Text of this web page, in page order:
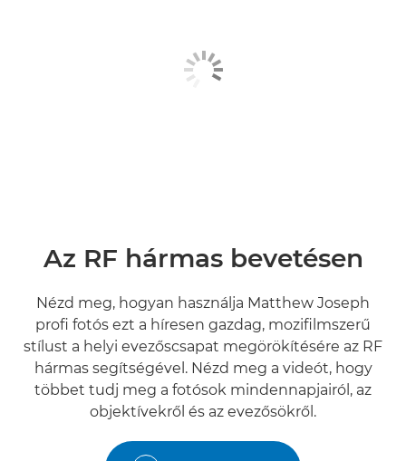
Az RF hármas bevetésen
Nézd meg, hogyan használja Matthew Joseph
profi fotós ezt a híresen gazdag, mozifilmszerű
stílust a helyi evezőscsapat megörökítésére az RF
hármas segítségével. Nézd meg a videót, hogy
többet tudj meg a fotósok mindennapjairól, az
objektívekről és az evezősökről.